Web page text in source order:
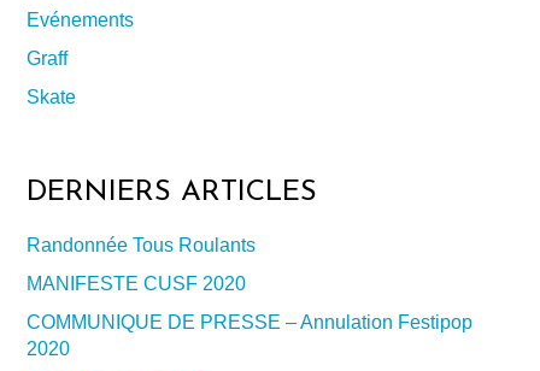
Evénements
Graff
Skate
DERNIERS ARTICLES
Randonnée Tous Roulants
MANIFESTE CUSF 2020
COMMUNIQUE DE PRESSE – Annulation Festipop
2020